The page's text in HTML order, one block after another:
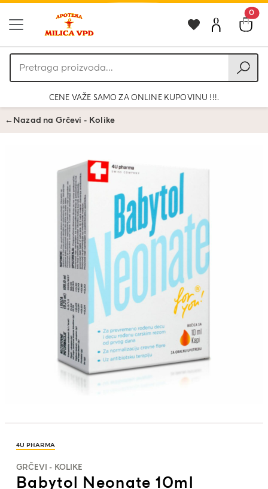
0
Pretraga
proizvoda
CENE VAŽE SAMO ZA ONLINE KUPOVINU !!!.
←Nazad na Grčevi - Kolike
4U PHARMA
GRČEVI - KOLIKE
Babytol Neonate 10ml